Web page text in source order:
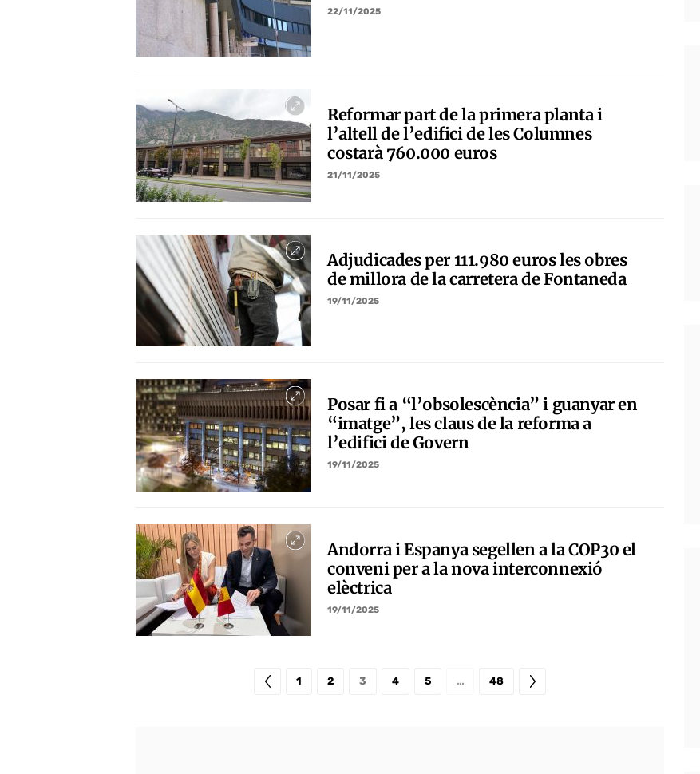
22/11/2025
Reformar part de la primera planta i
l’altell de l’edifici de les Columnes
costarà 760.000 euros
21/11/2025
Adjudicades per 111.980 euros les obres
de millora de la carretera de Fontaneda
19/11/2025
Posar fi a “l’obsolescència” i guanyar en
“imatge”, les claus de la reforma a
l’edifici de Govern
19/11/2025
Andorra i Espanya segellen a la COP30 el
conveni per a la nova interconnexió
elèctrica
19/11/2025
1 2 3 4 5 … 48